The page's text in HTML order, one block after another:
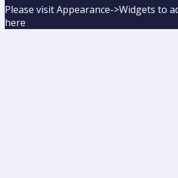
Please visit Appearance->Widgets to
here